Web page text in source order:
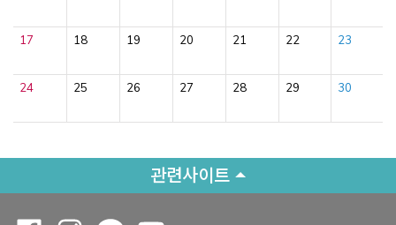
17 18 19 20 21 22 23
24 25 26 27 28 29 30
관련사이트